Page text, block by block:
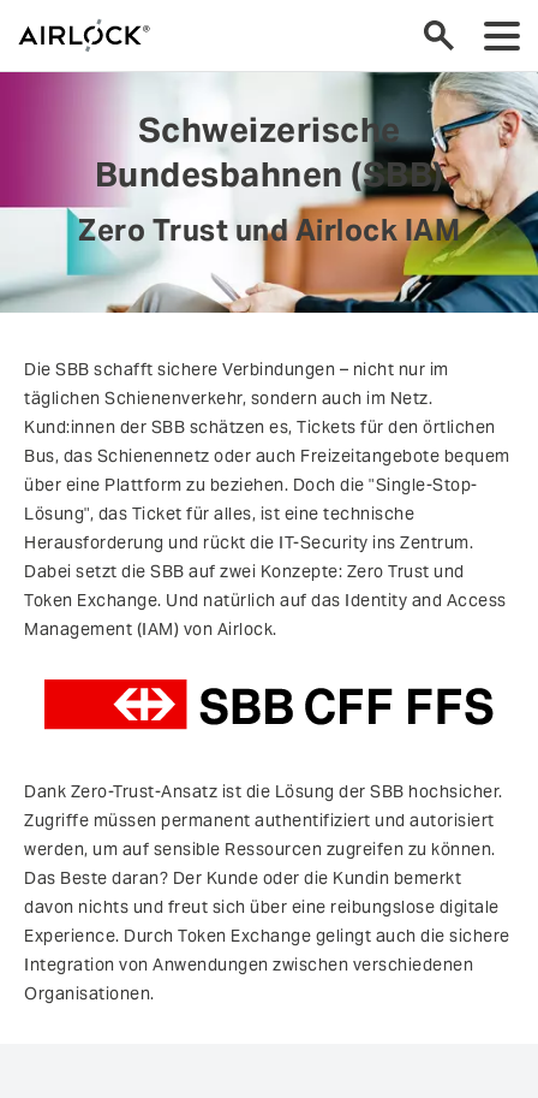
Schweizerische
Bundesbahnen (SBB)
Zero Trust und Airlock IAM
Die SBB schafft sichere Verbindungen – nicht nur im
täglichen Schienenverkehr, sondern auch im Netz.
Kund:innen der SBB schätzen es, Tickets für den örtlichen
Bus, das Schienennetz oder auch Freizeitangebote bequem
über eine Plattform zu beziehen. Doch die "Single-Stop-
Lösung", das Ticket für alles, ist eine technische
Herausforderung und rückt die IT-Security ins Zentrum.
Dabei setzt die SBB auf zwei Konzepte: Zero Trust und
Token Exchange. Und natürlich auf das Identity and Access
Management (IAM) von Airlock.
Dank Zero-Trust-Ansatz ist die Lösung der SBB hochsicher.
Zugriffe müssen permanent authentifiziert und autorisiert
werden, um auf sensible Ressourcen zugreifen zu können.
Das Beste daran? Der Kunde oder die Kundin bemerkt
davon nichts und freut sich über eine reibungslose digitale
Experience. Durch Token Exchange gelingt auch die sichere
Integration von Anwendungen zwischen verschiedenen
Organisationen.